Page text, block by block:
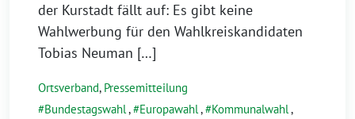
der Kurstadt fällt auf: Es gibt keine
Wahlwerbung für den Wahlkreiskandidaten
Tobias Neuman […]
Ortsverband, Pressemitteilung
Bundestagswahl, Europawahl, Kommunalwahl,